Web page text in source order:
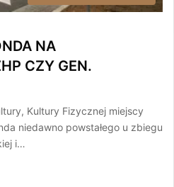
NA
CZY GEN.
Kultury Fizycznej miejscy
niedawno powstałego u zbiegu
i…